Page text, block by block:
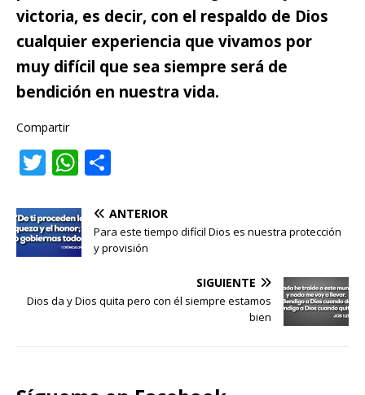
victoria, es decir, con el respaldo de Dios
cualquier experiencia que vivamos por
muy difícil que sea siempre será de
bendición en nuestra vida.
Compartir
T
it
te
r
W
at
s
A
p
m
p
ti
ANTERIOR
Para este tiempo difícil Dios es nuestra protección
y provisión
SIGUIENTE
Dios da y Dios quita pero con él siempre estamos
bien